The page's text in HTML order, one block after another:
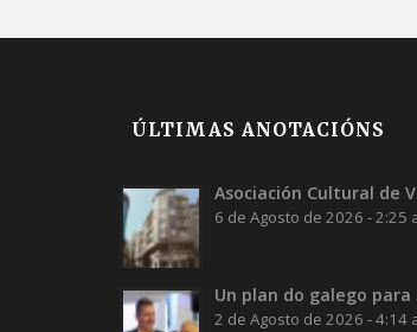
ÚLTIMAS ANOTACIÓNS
Asociación Cultural de
6 de Agosto de 2026 - 2:25
Un plan do galego para
2 de Agosto de 2026 - 4:14